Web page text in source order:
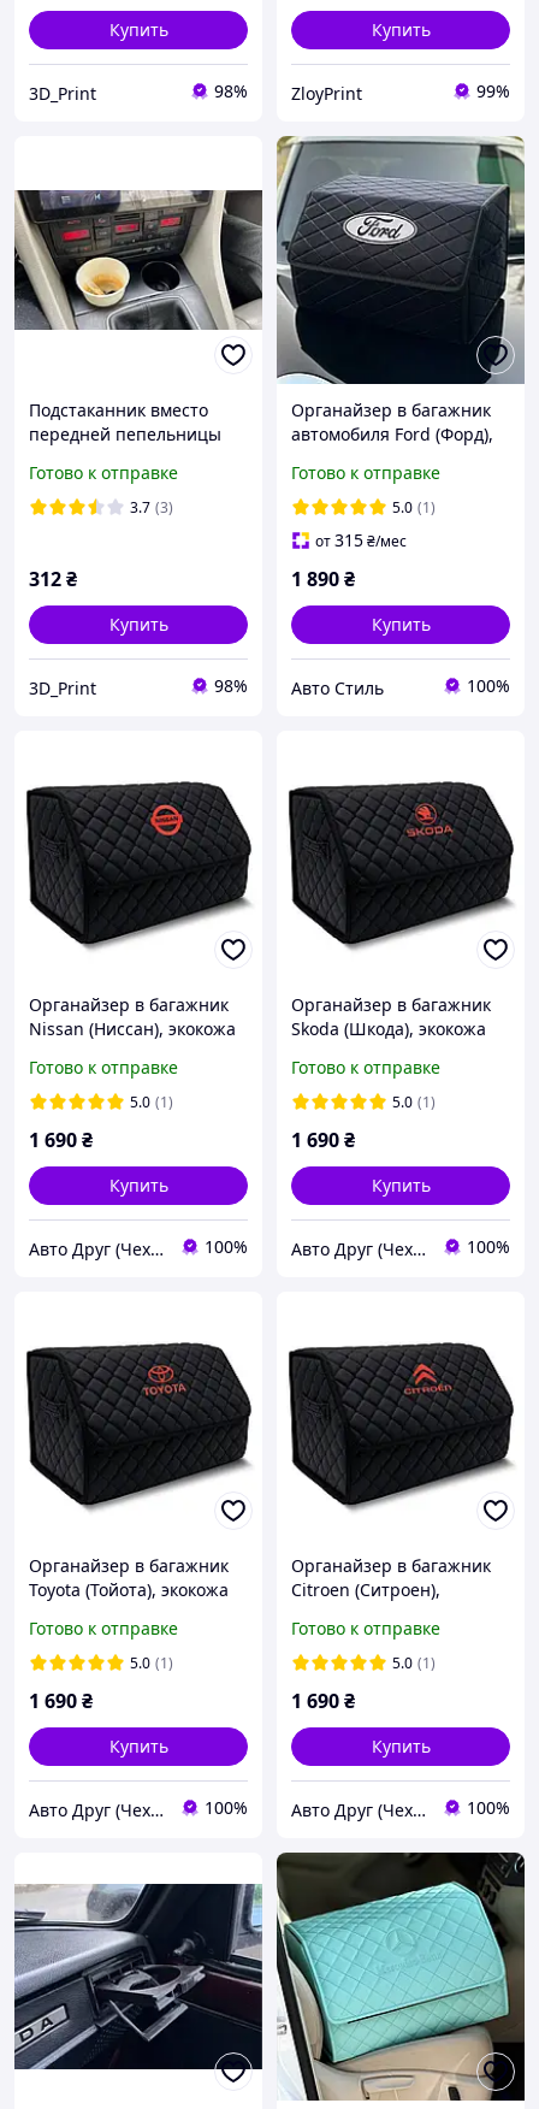
Купить
3D_Print 98%
Купить
ZloyPrint 99%
Подстаканник вместо
передней пепельницы
б7
Готово к отправке
3.7 (3)
312₴
Купить
3D_Print 98%
Органайзер в багажник
автомобиля Ford (Форд),
алькантара
Готово к отправке
5.0 (1)
от315₴/мес
1 890₴
Купить
Авто Стиль 100%
Органайзер в багажник
Nissan (Ниссан), экокожа
Готово к отправке
5.0 (1)
1 690₴
Купить
Авто Друг (Чехлы, защита картера, коврики) 100%
Органайзер в багажник
Skoda (Шкода), экокожа
Готово к отправке
5.0 (1)
1 690₴
Купить
Авто Друг (Чехлы, защита картера, коврики) 100%
Органайзер в багажник
Toyota (Тойота), экокожа
Готово к отправке
5.0 (1)
1 690₴
Купить
Авто Друг (Чехлы, защита картера, коврики) 100%
Органайзер в багажник
Citroen (Ситроен),
Готово к отправке
5.0 (1)
1 690₴
Купить
Авто Друг (Чехлы, защита картера, коврики) 100%